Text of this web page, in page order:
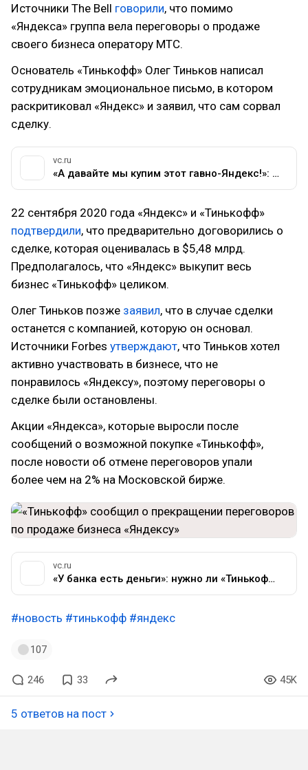
Источники The Bell говорили, что помимо
«Яндекса» группа вела переговоры о продаже
своего бизнеса оператору МТС.
Основатель «Тинькофф» Олег Тиньков написал
сотрудникам эмоциональное письмо, в котором
раскритиковал «Яндекс» и заявил, что сам сорвал
сделку.
vc.ru
«А давайте мы купим этот гавно-Яндекс!»: Олег Тиньков написал письмо об отказе от сделки с «Яндексом» — Финансы на vc.ru
22 сентября 2020 года «Яндекс» и «Тинькофф»
подтвердили, что предварительно договорились о
сделке, которая оценивалась в $5,48 млрд.
Предполагалось, что «Яндекс» выкупит весь
бизнес «Тинькофф» целиком.
Олег Тиньков позже заявил, что в случае сделки
останется с компанией, которую он основал.
Источники Forbes утверждают, что Тиньков хотел
активно участвовать в бизнесе, что не
понравилось «Яндексу», поэтому переговоры о
сделке были остановлены.
Акции «Яндекса», которые выросли после
сообщений о возможной покупке «Тинькофф»,
после новости об отмене переговоров упали
более чем на 2% на Московской бирже.
vc.ru
«У банка есть деньги»: нужно ли «Тинькофф» продавать бизнес и почему срыв сделки с «Яндексом» никому не навредит — Финансы на vc.ru
#новость #тинькофф #яндекс
107
246 33 45K
5 ответов на пост